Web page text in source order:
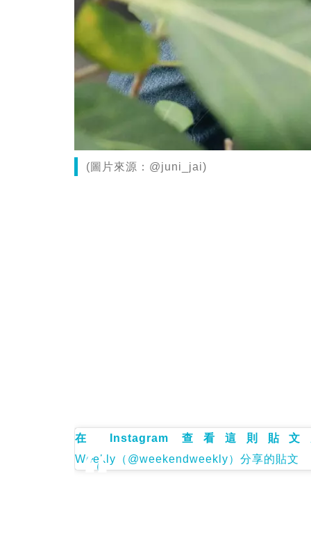
(圖片來源：@juni_jai)
在 Instagram 查看這則貼文
Weekly（@weekendweekly）分享的貼文